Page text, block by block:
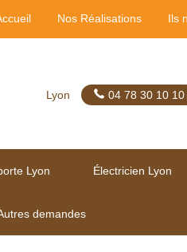
Nos Réalisations Ils
Lyon 04 78 30 10 10
Lyon Électricien Lyon
demandes